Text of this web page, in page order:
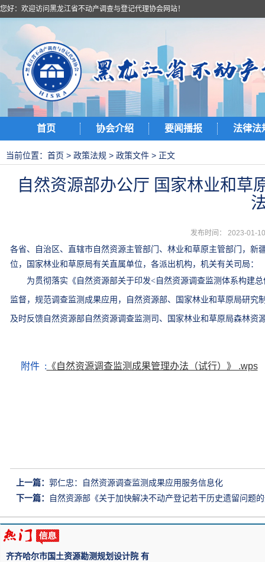
您好：欢迎访问黑龙江省不动产调查与登记代理协会网站！
首页 协会介绍 要闻播报 法律法
当前位置： 首页 > 政策法规 > 政策文件 > 正文
自然资源部办公厅 国家林业和草
发布时间： 2023-01-
各省、自治区、直辖市自然资源主管部门、林业和草原主管部门，
位，国家林业和草原局有关直属单位，各派出机构，机关有关司局：
为贯彻落实《自然资源部关于印发<自然资源调查监测体系构建
监督，规范调查监测成果应用， 自然资源部、国家林业和草原局研究
及时反馈自然资源部自然资源调查监测司、国家林业和草原局森林资
附件 : 《自然资源调查监测成果管理办法（试行）》 .wps
上一篇： 郭仁忠：自然资源调查监测成果应用服务信息化
下一篇：
自然资源部《关于加快解决不动产登记若干历史遗留问题
齐齐哈尔市国土资源勘测规划设计院 有